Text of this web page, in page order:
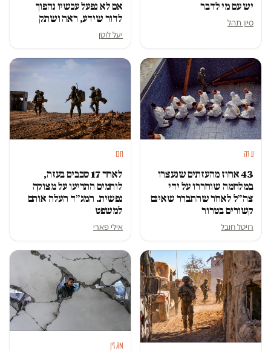
יש עם מי לדבר
סיון תהל
אם לא נפעל עכשיו נהפוך
לדור שידע, ראה ושתק
יעל לוטן
עזה
43 אחוז מהעזתים שנעצרו
במלחמה שוחררו על ידי
צה״ל לאחר שהתברר שאינם
קשורים בטרור
רויטל חובל
חם
לאחר 17 סבבים בעזה,
לוחמים התריעו על מצוקה
נפשית. המג״ד העלה אותם
למשפט
אילי פארי
מגזין